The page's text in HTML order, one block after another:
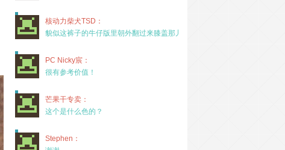
核动力柴犬TSD：
貌似这裤子的牛仔版里朝外翻过来膝盖那儿有放护膝的
PC Nicky宸：
很有参考价值！
芒果干专卖：
这个是什么色的？
Stephen：